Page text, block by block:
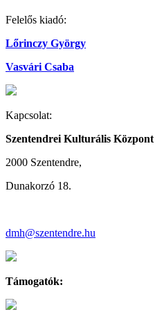
Felelős kiadó:
Lőrinczy György
Vasvári Csaba
Kapcsolat:
Szentendrei Kulturális Központ
2000 Szentendre,
Dunakorzó 18.
dmh@szentendre.hu
Támogatók: